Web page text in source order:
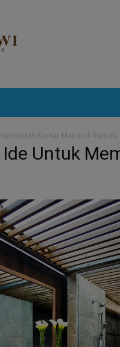
Kamar Mandi di Rumah
Untuk